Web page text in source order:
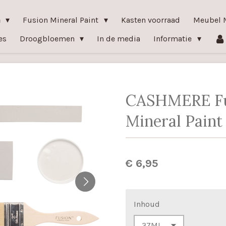
Fusion Mineral Paint Kasten voorraad
Meubel
Droogbloemen In de media Informatie
CASHMERE
Mineral Paint
€ 6,95
Inhoud